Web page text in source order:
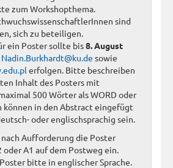
zum Workshopthema.
sind
sich zu beteiligen.
ein Poster sollte bis8. August
Nadin.Burkhardt@ku.de sowie
erfolgen. Bitte beschreiben
Inhalt des Posters mit
500 Wörter als WORD oder
können in den Abstract eingefügt
oder englischsprachig sein.
Aufforderung die Poster
A1 auf dem Postweg ein.
bitte in englischer Sprache.